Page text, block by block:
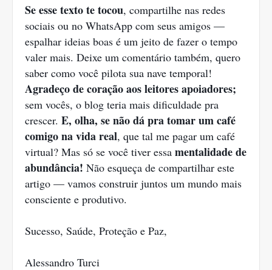
Se esse texto te tocou, compartilhe nas redes
sociais ou no WhatsApp com seus amigos —
espalhar ideias boas é um jeito de fazer o tempo
valer mais. Deixe um comentário também, quero
saber como você pilota sua nave temporal!
Agradeço de coração aos leitores apoiadores;
sem vocês, o blog teria mais dificuldade pra
crescer. E, olha, se não dá pra tomar um café
comigo na vida real, que tal me pagar um café
virtual? Mas só se você tiver essa mentalidade de
abundância! Não esqueça de compartilhar este
artigo — vamos construir juntos um mundo mais
consciente e produtivo.
Sucesso, Saúde, Proteção e Paz,
Alessandro Turci